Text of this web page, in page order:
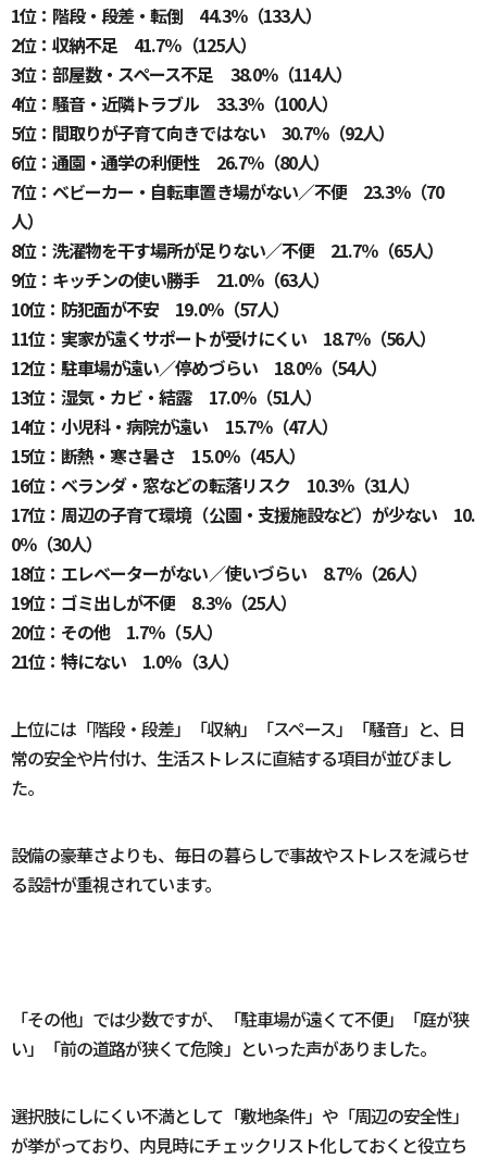
1位：階段・段差・転倒 44.3％（133人）
2位：収納不足 41.7％（125人）
3位：部屋数・スペース不足 38.0％（114人）
4位：騒音・近隣トラブル 33.3％（100人）
5位：間取りが子育て向きではない 30.7％（92人）
6位：通園・通学の利便性 26.7％（80人）
7位：ベビーカー・自転車置き場がない／不便 23.3％（70
人）
8位：洗濯物を干す場所が足りない／不便 21.7％（65人）
9位：キッチンの使い勝手 21.0％（63人）
10位：防犯面が不安 19.0％（57人）
11位：実家が遠くサポートが受けにくい 18.7％（56人）
12位：駐車場が遠い／停めづらい 18.0％（54人）
13位：湿気・カビ・結露 17.0％（51人）
14位：小児科・病院が遠い 15.7％（47人）
15位：断熱・寒さ暑さ 15.0％（45人）
16位：ベランダ・窓などの転落リスク 10.3％（31人）
17位：周辺の子育て環境（公園・支援施設など）が少ない 10.
0％（30人）
18位：エレベーターがない／使いづらい 8.7％（26人）
19位：ゴミ出しが不便 8.3％（25人）
20位：その他 1.7％（5人）
21位：特にない 1.0％（3人）
上位には「階段・段差」「収納」「スペース」「騒音」と、日
常の安全や片付け、生活ストレスに直結する項目が並びまし
た。
設備の豪華さよりも、毎日の暮らしで事故やストレスを減らせ
る設計が重視されています。
「その他」では少数ですが、「駐車場が遠くて不便」「庭が狭
い」「前の道路が狭くて危険」といった声がありました。
選択肢にしにくい不満として「敷地条件」や「周辺の安全性」
が挙がっており、内見時にチェックリスト化しておくと役立ち